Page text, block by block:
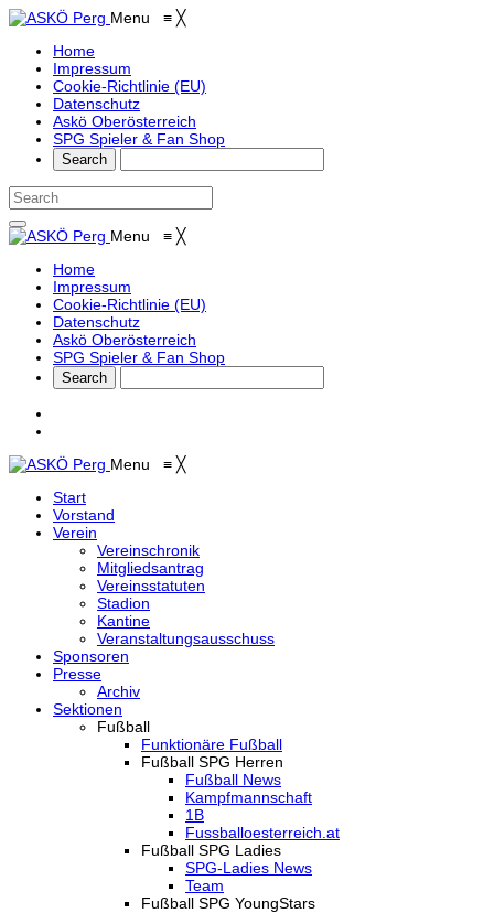
Menu ≡ ╳
Home
Impressum
Cookie-Richtlinie (EU)
Datenschutz
Askö Oberösterreich
SPG Spieler & Fan Shop
Menu ≡ ╳
Home
Impressum
Cookie-Richtlinie (EU)
Datenschutz
Askö Oberösterreich
SPG Spieler & Fan Shop
Menu ≡ ╳
Start
Vorstand
Verein
Vereinschronik
Mitgliedsantrag
Vereinsstatuten
Stadion
Kantine
Veranstaltungsausschuss
Sponsoren
Presse
Archiv
Sektionen
Fußball
Funktionäre Fußball
Fußball SPG Herren
Fußball News
Kampfmannschaft
1B
Fussballoesterreich.at
Fußball SPG Ladies
SPG-Ladies News
Team
Fußball SPG YoungStars